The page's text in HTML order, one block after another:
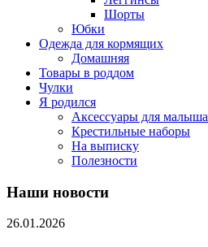
Шорты
Юбки
Одежда для кормящих
Домашняя
Товары в роддом
Чулки
Я родился
Аксессуары для малыша
Крестильные наборы
На выписку
Полезности
Наши новости
26.01.2026